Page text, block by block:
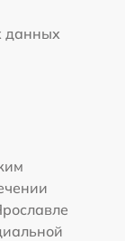
данных